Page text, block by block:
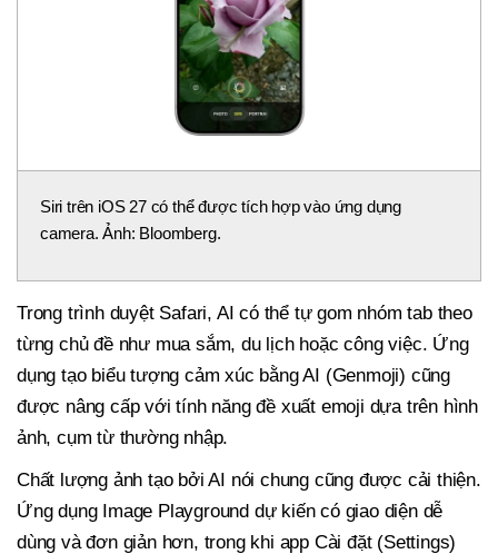
Siri trên iOS 27 có thể được tích hợp vào ứng dụng
camera. Ảnh: Bloomberg.
Trong trình duyệt Safari, AI có thể tự gom nhóm tab theo
từng chủ đề như mua sắm, du lịch hoặc công việc. Ứng
dụng tạo biểu tượng cảm xúc bằng AI (Genmoji) cũng
được nâng cấp với tính năng đề xuất emoji dựa trên hình
ảnh, cụm từ thường nhập.
Chất lượng ảnh tạo bởi AI nói chung cũng được cải thiện.
Ứng dụng Image Playground dự kiến có giao diện dễ
dùng và đơn giản hơn, trong khi app Cài đặt (Settings)